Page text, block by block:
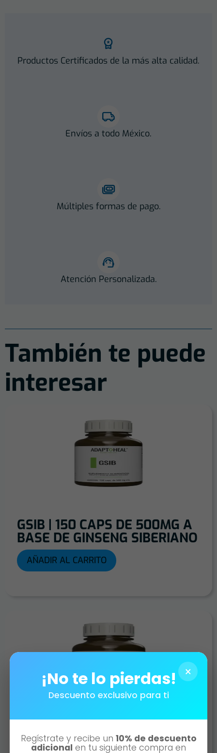
Productos Certificados de la más alta calidad.
Envíos a todo México.
Múltiples formas de pago.
Atención Personalizada.
También te puede
interesar
GSIB | 150 CAPS DE 500MG A
BASE DE GINSENG SIBERIANO
AÑADIR AL CARRITO
DHEA | 150 CAPS DE 500MG A
BASE DE DHEA
×
¡No te lo pierdas!
Descuento exclusivo para ti
Regístrate y recibe un 10% de descuento
adicional en tu siguiente compra en